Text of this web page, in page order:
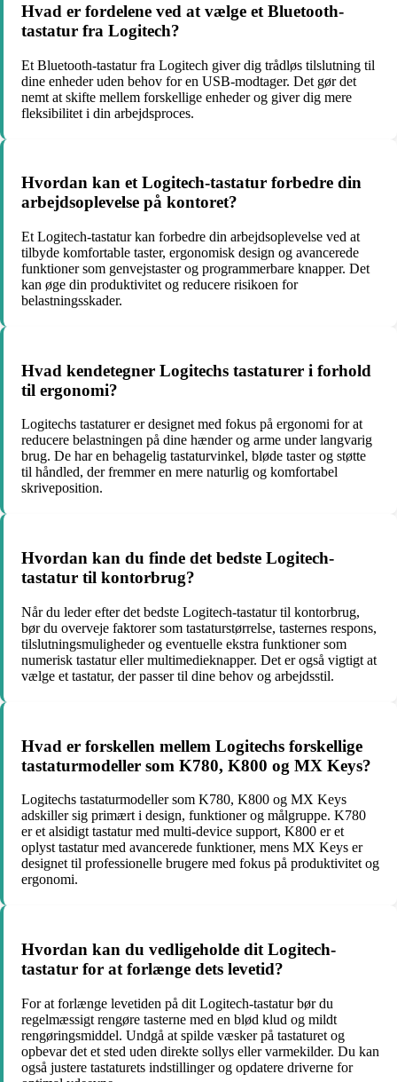
Hvad er fordelene ved at vælge et Bluetooth-
tastatur fra Logitech?
Et Bluetooth-tastatur fra Logitech giver dig trådløs tilslutning til
dine enheder uden behov for en USB-modtager. Det gør det
nemt at skifte mellem forskellige enheder og giver dig mere
fleksibilitet i din arbejdsproces.
Hvordan kan et Logitech-tastatur forbedre din
arbejdsoplevelse på kontoret?
Et Logitech-tastatur kan forbedre din arbejdsoplevelse ved at
tilbyde komfortable taster, ergonomisk design og avancerede
funktioner som genvejstaster og programmerbare knapper. Det
kan øge din produktivitet og reducere risikoen for
belastningsskader.
Hvad kendetegner Logitechs tastaturer i forhold
til ergonomi?
Logitechs tastaturer er designet med fokus på ergonomi for at
reducere belastningen på dine hænder og arme under langvarig
brug. De har en behagelig tastaturvinkel, bløde taster og støtte
til håndled, der fremmer en mere naturlig og komfortabel
skriveposition.
Hvordan kan du finde det bedste Logitech-
tastatur til kontorbrug?
Når du leder efter det bedste Logitech-tastatur til kontorbrug,
bør du overveje faktorer som tastaturstørrelse, tasternes respons,
tilslutningsmuligheder og eventuelle ekstra funktioner som
numerisk tastatur eller multimedieknapper. Det er også vigtigt at
vælge et tastatur, der passer til dine behov og arbejdsstil.
Hvad er forskellen mellem Logitechs forskellige
tastaturmodeller som K780, K800 og MX Keys?
Logitechs tastaturmodeller som K780, K800 og MX Keys
adskiller sig primært i design, funktioner og målgruppe. K780
er et alsidigt tastatur med multi-device support, K800 er et
oplyst tastatur med avancerede funktioner, mens MX Keys er
designet til professionelle brugere med fokus på produktivitet og
ergonomi.
Hvordan kan du vedligeholde dit Logitech-
tastatur for at forlænge dets levetid?
For at forlænge levetiden på dit Logitech-tastatur bør du
regelmæssigt rengøre tasterne med en blød klud og mildt
rengøringsmiddel. Undgå at spilde væsker på tastaturet og
opbevar det et sted uden direkte sollys eller varmekilder. Du kan
også justere tastaturets indstillinger og opdatere driverne for